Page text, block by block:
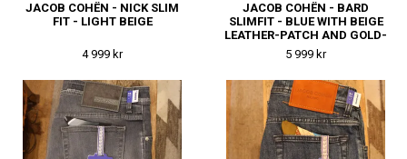
JACOB COHËN - NICK SLIM
FIT - LIGHT BEIGE
4 999 kr
JACOB COHËN - BARD
SLIMFIT - BLUE WITH BEIGE
LEATHER-PATCH AND GOLD-
TONED BUTTON
5 999 kr